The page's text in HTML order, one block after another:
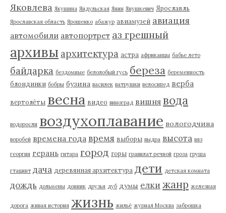
Яковлева Якушина Яндульская Янин Янушкевич Ярославль
Ярославская область Ярошенко абажур авиамузей авиация
автомобили автопортрет аз грешный
архивы архитектура астра африканцы бабье лето
байдарка бездомные белолобый гусь береза беременность
блондинки бобры бузина василек ватрушки велосипед верба
вертолёты весна видео виноград вишня вода
водоросли воздухоплавание вологодчина
воробей времена года время выборы выдра высота вяз
георгин герань гитара город горы гравилат речной гроза груша
гтацинт дача деревянная архитектура дети детская комната
дождь дольмены донник друзья дуб думы елки жанр железная
дорога живая история жизнь жильё журнал Москва заброшка